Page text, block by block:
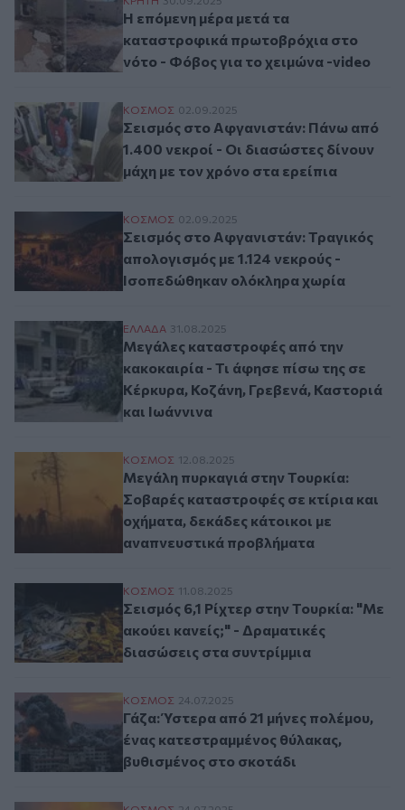
Η επόμενη μέρα μετά τα
καταστροφικά πρωτοβρόχια στο
νότο - Φόβος για το χειμώνα -video
Σεισμός στο Αφγανιστάν: Πάνω από 1.400
ΚΟΣΜΟΣ 02.09.2025
Σεισμός στο Αφγανιστάν: Πάνω από
1.400 νεκροί - Οι διασώστες δίνουν
μάχη με τον χρόνο στα ερείπια
Σεισμός στο Αφγανιστάν: Τραγικός
ΚΟΣΜΟΣ 02.09.2025
Σεισμός στο Αφγανιστάν: Τραγικός
απολογισμός με 1.124 νεκρούς -
Ισοπεδώθηκαν ολόκληρα χωρία
Μεγάλες καταστροφές από την
ΕΛΛAΔΑ 31.08.2025
Μεγάλες καταστροφές από την
κακοκαιρία - Τι άφησε πίσω της σε
Κέρκυρα, Κοζάνη, Γρεβενά, Καστοριά
και Ιωάννινα
Μεγάλη πυρκαγιά στην Τουρκία:
ΚΟΣΜΟΣ 12.08.2025
Μεγάλη πυρκαγιά στην Τουρκία:
Σοβαρές καταστροφές σε κτίρια και
οχήματα, δεκάδες κάτοικοι με
αναπνευστικά προβλήματα
Σεισμός 6,1 Ρίχτερ στην Τουρκία: "Με
ΚΟΣΜΟΣ 11.08.2025
Σεισμός 6,1 Ρίχτερ στην Τουρκία: "Με
ακούει κανείς;" - Δραματικές
διασώσεις στα συντρίμμια
Γάζα: Ύστερα από 21 μήνες πολέμου,
ΚΟΣΜΟΣ 24.07.2025
Γάζα: Ύστερα από 21 μήνες πολέμου,
ένας κατεστραμμένος θύλακας,
βυθισμένος στο σκοτάδι